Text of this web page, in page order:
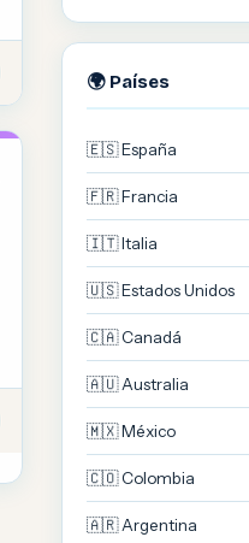
🌍 Países
🇪🇸 España
🇫🇷 Francia
🇮🇹 Italia
🇺🇸 Estados Unidos
🇨🇦 Canadá
🇦🇺 Australia
🇲🇽 México
🇨🇴 Colombia
🇦🇷 Argentina